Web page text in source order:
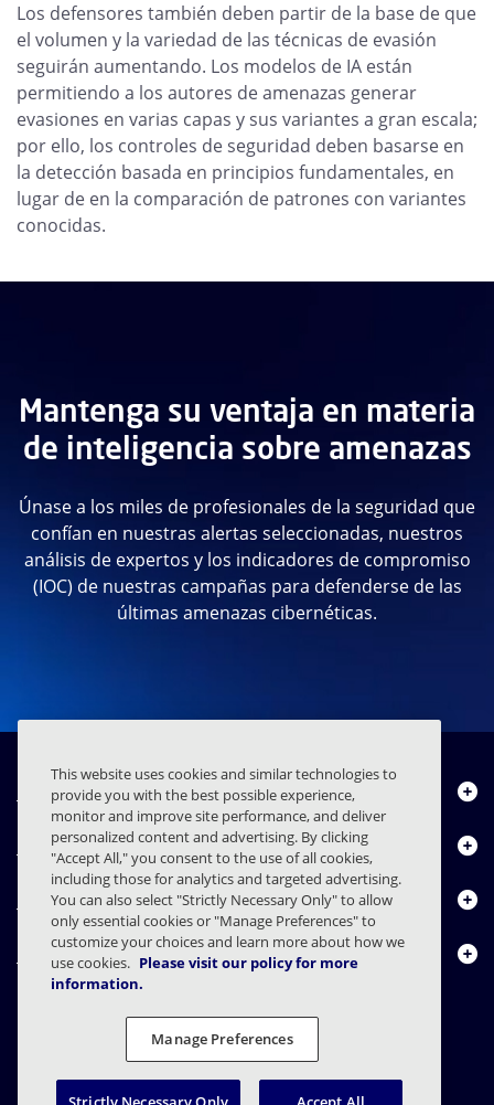
Los defensores también deben partir de la base de que
el volumen y la variedad de las técnicas de evasión
seguirán aumentando. Los modelos de IA están
permitiendo a los autores de amenazas generar
evasiones en varias capas y sus variantes a gran escala;
por ello, los controles de seguridad deben basarse en
la detección basada en principios fundamentales, en
lugar de en la comparación de patrones con variantes
conocidas.
Mantenga su ventaja en materia
de inteligencia sobre amenazas
Únase a los miles de profesionales de la seguridad que
confían en nuestras alertas seleccionadas, nuestros
análisis de expertos y los indicadores de compromiso
(IOC) de nuestras campañas para defenderse de las
últimas amenazas cibernéticas.
Quiénes somos
Productos
Centro de Recursos
Contáctenos
Contratos Declaración de privacidad Legal
Preferencias de privacidad
Divulgación Responsable
This website uses cookies and similar technologies to
provide you with the best possible experience,
monitor and improve site performance, and deliver
personalized content and advertising. By clicking
"Accept All," you consent to the use of all cookies,
including those for analytics and targeted advertising.
You can also select "Strictly Necessary Only" to allow
only essential cookies or "Manage Preferences" to
customize your choices and learn more about how we
use cookies. Please visit our policy for more
information.
Manage Preferences